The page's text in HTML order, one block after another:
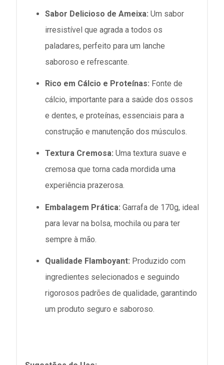
Sabor Delicioso de Ameixa: Um sabor
irresistível que agrada a todos os
paladares, perfeito para um lanche
saboroso e refrescante.
Rico em Cálcio e Proteínas: Fonte de
cálcio, importante para a saúde dos ossos
e dentes, e proteínas, essenciais para a
construção e manutenção dos músculos.
Textura Cremosa: Uma textura suave e
cremosa que torna cada mordida uma
experiência prazerosa.
Embalagem Prática: Garrafa de 170g, ideal
para levar na bolsa, mochila ou para ter
sempre à mão.
Qualidade Flamboyant: Produzido com
ingredientes selecionados e seguindo
rigorosos padrões de qualidade, garantindo
um produto seguro e saboroso.